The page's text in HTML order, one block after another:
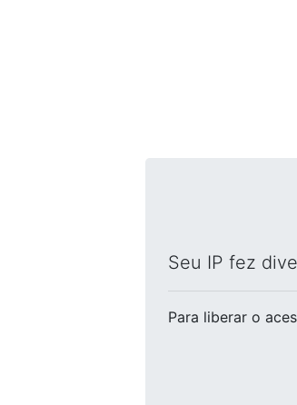
Seu IP fez
Para liberar o